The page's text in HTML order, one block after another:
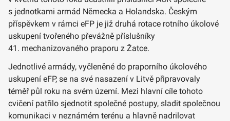
s jednotkami armád Německa a Holandska. Českým
příspěvkem v rámci eFP je již druhá rotace rotního úkolové
uskupení tvořeného převážně příslušníky
41. mechanizovaného praporu z Žatce.
Jednotlivé armády, vyčleněné do praporního úkolového
uskupení eFP, se na své nasazení v Litvě připravovaly
téměř půl roku na svém území. Mezi hlavní cíle tohoto
cvičení patřilo sjednotit společné postupy, sladit společnou
komunikaci v neznámém terénu a hlavně nadrilovat